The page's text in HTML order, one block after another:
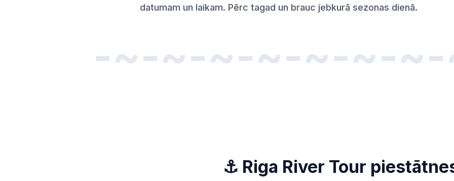
datumam un laikam. Pērc tagad un brauc jebkurā sezonas dienā.
-~-~-~-~-~-~-
⚓ Riga River Tour